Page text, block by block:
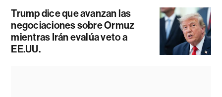
Trump dice que avanzan las
negociaciones sobre Ormuz
mientras Irán evalúa veto a
EE.UU.